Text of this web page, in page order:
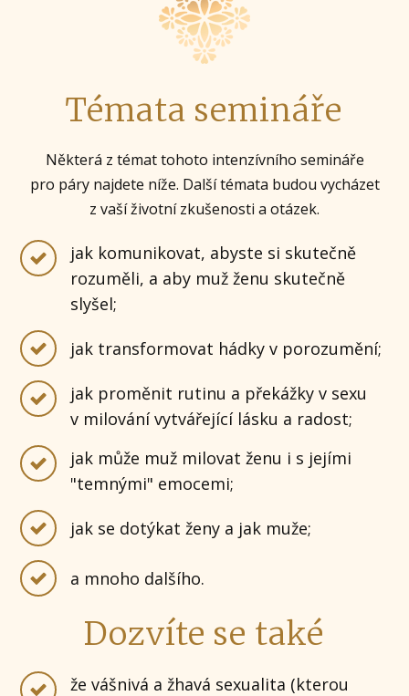
Témata semináře
Některá z témat tohoto intenzívního semináře
pro páry najdete níže. Další témata budou vycházet
z vaší životní zkušenosti a otázek.
jak komunikovat, abyste si skutečně
rozuměli, a aby muž ženu skutečně
slyšel;
jak transformovat hádky v porozumění;
jak proměnit rutinu a překážky v sexu
v milování vytvářející lásku a radost;
jak může muž milovat ženu i s jejími
"temnými" emocemi;
jak se dotýkat ženy a jak muže;
a mnoho dalšího.
Dozvíte se také
že vášnivá a žhavá sexualita (kterou